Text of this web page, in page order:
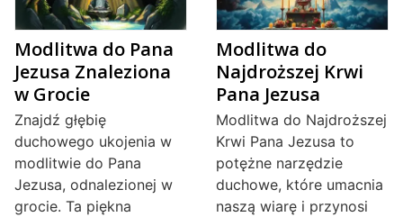
Modlitwa do Pana
Jezusa Znaleziona
w Grocie
Znajdź głębię
duchowego ukojenia w
modlitwie do Pana
Jezusa, odnalezionej w
grocie. Ta piękna
Modlitwa do
Najdroższej Krwi
Pana Jezusa
Modlitwa do Najdroższej
Krwi Pana Jezusa to
potężne narzędzie
duchowe, które umacnia
naszą wiarę i przynosi